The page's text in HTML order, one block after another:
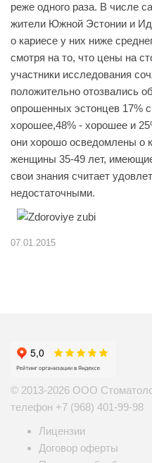
реже одного раза. В числе
жители Южной Эстонии и
о кариесе у них ниже
смотря на то, что цены на
участники исследования
положительно отозвались
опрошенных эстонцев 17%
хорошее,48% - хорошее и
они хорошо осведомлены о
женщины 35-49 лет,
свои знания считает
недостаточными.
07.01.2015
© 2013-2026 ООО
телефон +7 (968) 401-99-98
Лицензии
Договор оферты